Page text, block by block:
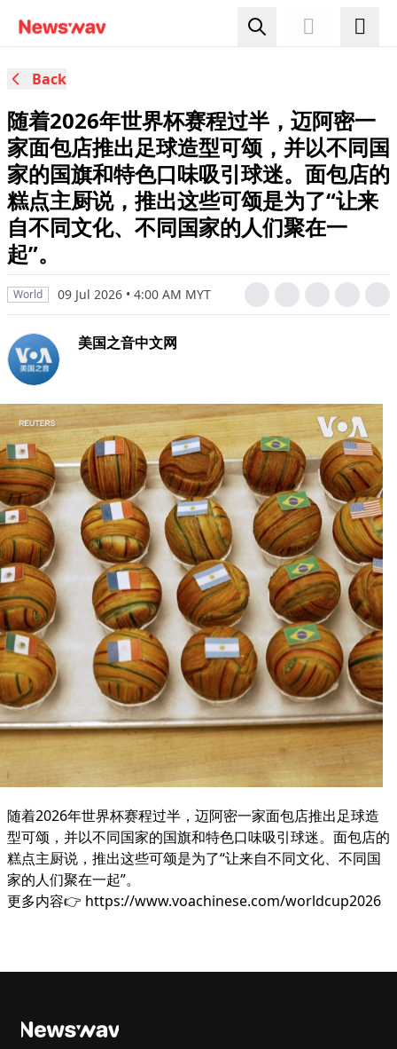
Back
随着2026年世界杯赛程过半，迈阿密一
家面包店推出足球造型可颂，并以不同国
家的国旗和特色口味吸引球迷。面包店的
糕点主厨说，推出这些可颂是为了“让来
自不同文化、不同国家的人们聚在一
起”。
World 09 Jul 2026 • 4:00 AM MYT
美国之音中文网
随着2026年世界杯赛程过半，迈阿密一家面包店推出足球造
型可颂，并以不同国家的国旗和特色口味吸引球迷。面包店的
糕点主厨说，推出这些可颂是为了“让来自不同文化、不同国
家的人们聚在一起”。
更多内容👉 https://www.voachinese.com/worldcup2026